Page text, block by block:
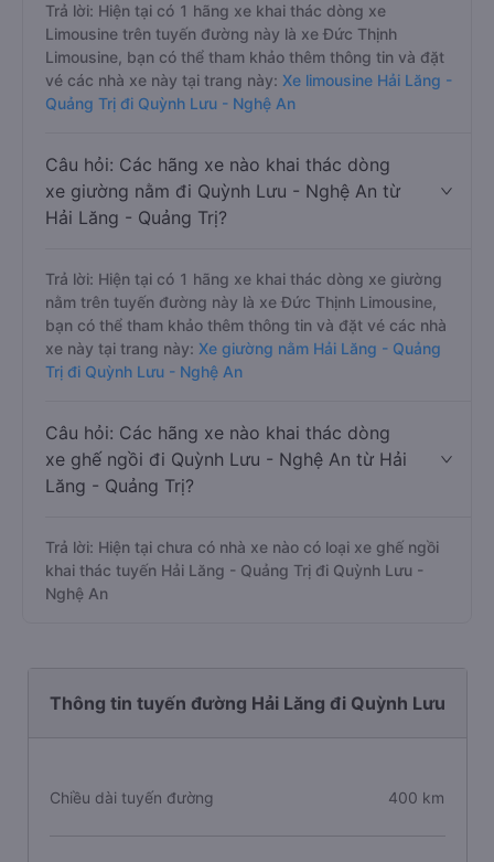
Trả lời: Hiện tại có 1 hãng xe khai thác dòng xe
Limousine trên tuyến đường này là xe Đức Thịnh
Limousine, bạn có thể tham khảo thêm thông tin và đặt
vé các nhà xe này tại trang này: Xe limousine Hải Lăng -
Quảng Trị đi Quỳnh Lưu - Nghệ An
Câu hỏi: Các hãng xe nào khai thác dòng
xe giường nằm đi Quỳnh Lưu - Nghệ An từ
Hải Lăng - Quảng Trị?
Trả lời: Hiện tại có 1 hãng xe khai thác dòng xe giường
nằm trên tuyến đường này là xe Đức Thịnh Limousine,
bạn có thể tham khảo thêm thông tin và đặt vé các nhà
xe này tại trang này: Xe giường nằm Hải Lăng - Quảng
Trị đi Quỳnh Lưu - Nghệ An
Câu hỏi: Các hãng xe nào khai thác dòng
xe ghế ngồi đi Quỳnh Lưu - Nghệ An từ Hải
Lăng - Quảng Trị?
Trả lời: Hiện tại chưa có nhà xe nào có loại xe ghế ngồi
khai thác tuyến Hải Lăng - Quảng Trị đi Quỳnh Lưu -
Nghệ An
Thông tin tuyến đường Hải Lăng đi Quỳnh Lưu
Chiều dài tuyến đường 400 km